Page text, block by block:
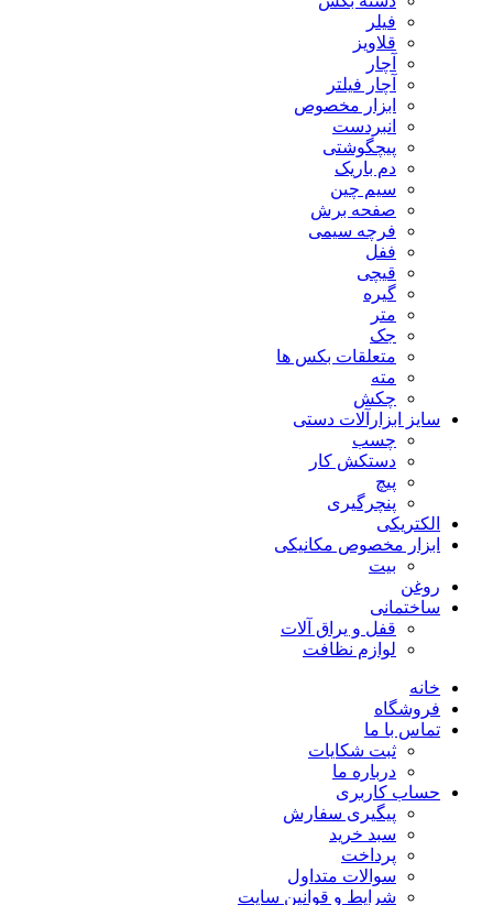
فیلر
قلاویز
آچار
آچار فیلتر
ابزار مخصوص
انبردست
پیچگوشتی
دم باریک
سیم چین
صفحه برش
فرچه سیمی
ففل
قیچی
گیره
متر
جک
متعلقات بکس ها
مته
چکش
سایز ابزارآلات دستی
چسب
دستکش کار
پیچ
پنچرگیری
الکتریکی
ابزار مخصوص مکانیکی
بیت
روغن
ساختمانی
قفل و یراق آلات
لوازم نظافت
خانه
فروشگاه
تماس با ما
ثبت شکایات
درباره ما
حساب کاربری
پیگیری سفارش
سبد خرید
پرداخت
سوالات متداول
شرایط و قوانین سایت